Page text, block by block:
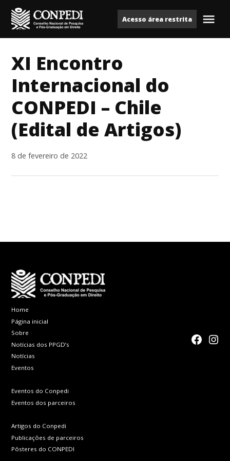
para
o
ConpediAcesso área restrita
XI Encontro
Internacional do
CONPEDI – Chile
(Edital de Artigos)
8 de fevereiro de 2022
Home
Página inicial
Sobre
Notícias dos PPGD’s
Notícias
Eventos
Eventos do Conpedi
Eventos dos parceiros
Artigos do Conpedi
Publicações de parceiros
Pôsteres do CONPEDI